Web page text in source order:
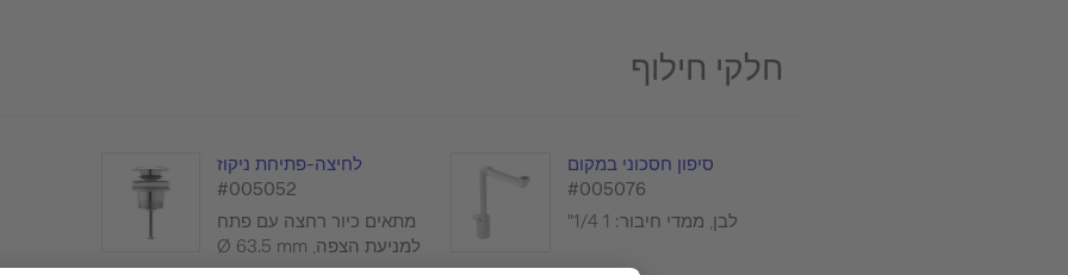
חלקי חילוף
סיפון חסכוני במקום
#005076
לבן, ממדי חיבור: 1 1/4"
לחיצה-פתיחת ניקוז
#005052
מתאים כיור רחצה עם פתח
למניעת הצפה, Ø 63.5 mm